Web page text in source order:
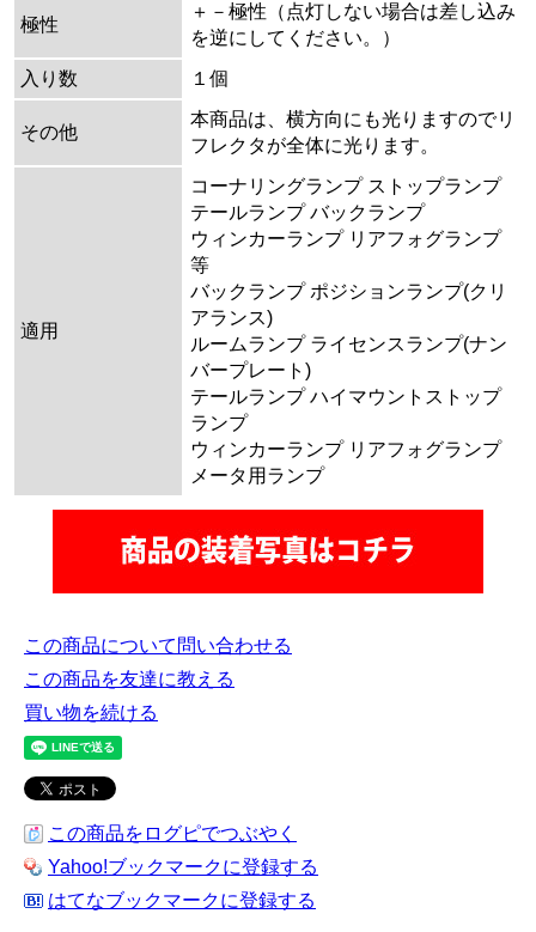
極性
＋－極性（点灯しない場合は差し込み
を逆にしてください。）
入り数
１個
その他
本商品は、横方向にも光りますのでリ
フレクタが全体に光ります。
適用
コーナリングランプ ストップランプ
テールランプ バックランプ
ウィンカーランプ リアフォグランプ
等
バックランプ ポジションランプ(クリ
アランス)
ルームランプ ライセンスランプ(ナン
バープレート)
テールランプ ハイマウントストップ
ランプ
ウィンカーランプ リアフォグランプ
メータ用ランプ
この商品について問い合わせる
この商品を友達に教える
買い物を続ける
この商品をログピでつぶやく
Yahoo!ブックマークに登録する
はてなブックマークに登録する